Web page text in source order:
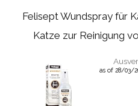
Felisept Wundspray für
Katze zur Reinigung
as of 28/03/